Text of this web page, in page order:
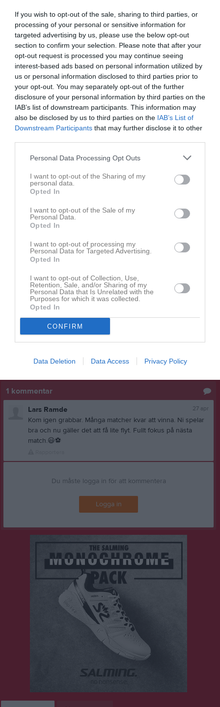
If you wish to opt-out of the sale, sharing to third parties, or
processing of your personal or sensitive information for
targeted advertising by us, please use the below opt-out
section to confirm your selection. Please note that after your
opt-out request is processed you may continue seeing
interest-based ads based on personal information utilized by
us or personal information disclosed to third parties prior to
your opt-out. You may separately opt-out of the further
disclosure of your personal information by third parties on the
IAB’s list of downstream participants. This information may
also be disclosed by us to third parties on the IAB’s List of
Downstream Participants that may further disclose it to other
Personal Data Processing Opt Outs
I want to opt-out of the Sharing of my
personal data.
Opted In
I want to opt-out of the Sale of my
Personal Data.
Opted In
I want to opt-out of processing my
Personal Data for Targeted Advertising.
Opted In
I want to opt-out of Collection, Use,
Retention, Sale, and/or Sharing of my
Personal Data that Is Unrelated with the
Purposes for which it was collected.
Opted In
CONFIRM
Data Deletion Data Access Privacy Policy
ledning, men utan att få in bollen. Istället kom kvitteringen till 1–1
efter en snabb omställning från Smålandsstenar.
Trots baklängesmålet fortsatte vi att trycka på och var vid flera
tillfällen nära att återta ledningen. Men effektiviteten saknades,
och i den 85:e minuten drabbades vi återigen av en kontring som
resulterade i 2–1 till hemmalaget – vilket också blev slutresultatet.
Detta innebär två snarlika förluster på kort tid, något vi kommer att
analysera och diskutera vidare under veckan. Samtidigt finns det
mycket positivt att ta med sig. Vi spelar en fin fotboll och visar
goda tendenser med vårt unga lag, vilket ger oss trygghet inför
Nu riktar vi fokus framåt mot nästa match mot Bosna IF. Vi
starka lagandan samt positivitet som finns i gruppen.
och stöttade oss, samt till er som följde matchen via Min Fotboll.
Vi ser fram emot att tillsammans jaga tre poäng nästa helg.
Petar Velickovic
Tränare
Läs också
Felaktig träningsmatch i Min Fotboll
1 kommentar
27 apr
Lars Ramde
Kom igen grabbar. Många matcher kvar att vinna. Ni spelar
bra och nu gäller det att få lite flyt. Fullt fokus på nästa
match.😃⚽
Du måste logga in för att kommentera
Logga in